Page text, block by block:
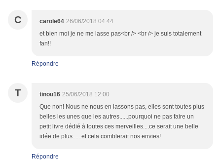
C carole64 26/06/2018 04:44
et bien moi je ne me lasse pas<br /> <br /> je suis totalement
fan!!
Répondre
T tinou16 25/06/2018 12:00
Que non! Nous ne nous en lassons pas, elles sont toutes plus
belles les unes que les autres......pourquoi ne pas faire un
petit livre dédié à toutes ces merveilles....ce serait une belle
idée de plus......et cela comblerait nos envies!
Répondre